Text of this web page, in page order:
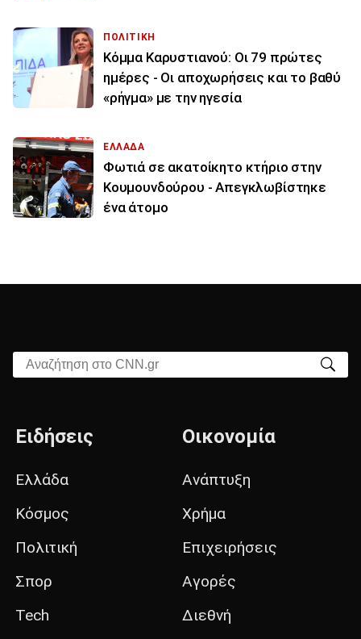
ΠΟΛΙΤΙΚΗ
Κόμμα Καρυστιανού: Οι 79 πρώτες
ημέρες - Οι αποχωρήσεις και το βαθύ
«ρήγμα» με την ηγεσία
ΕΛΛΑΔΑ
Φωτιά σε ακατοίκητο κτήριο στην
Κουμουνδούρου - Απεγκλωβίστηκε
ένα άτομο
Αναζήτηση στο CNN.gr
Ειδήσεις
Ελλάδα
Κόσμος
Πολιτική
Σπορ
Tech
Οικονομία
Ανάπτυξη
Χρήμα
Επιχειρήσεις
Αγορές
Διεθνή